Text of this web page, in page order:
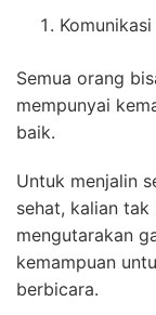
Komunikasi
Semua orang
mempunyai
baik.
Untuk menjalin
sehat, kalian tak
mengutarakan
kemampuan
berbicara.